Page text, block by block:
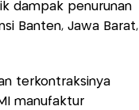
dampak penurunan
Banten, Jawa Barat,
terkontraksinya
manufaktur